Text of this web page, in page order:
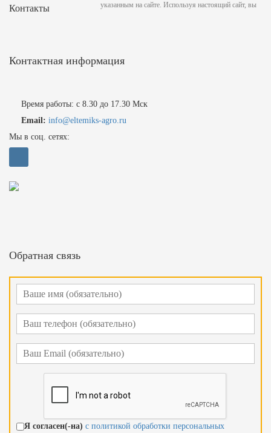
Контакты
Контактная информация
Время работы: с 8.30 до 17.30 Мск
Email: info@eltemiks-agro.ru
Мы в соц. сетях:
Обратная связь
Я согласен(-на) с политикой обработки персональных
указанным на сайте. Используя настоящий сайт, вы